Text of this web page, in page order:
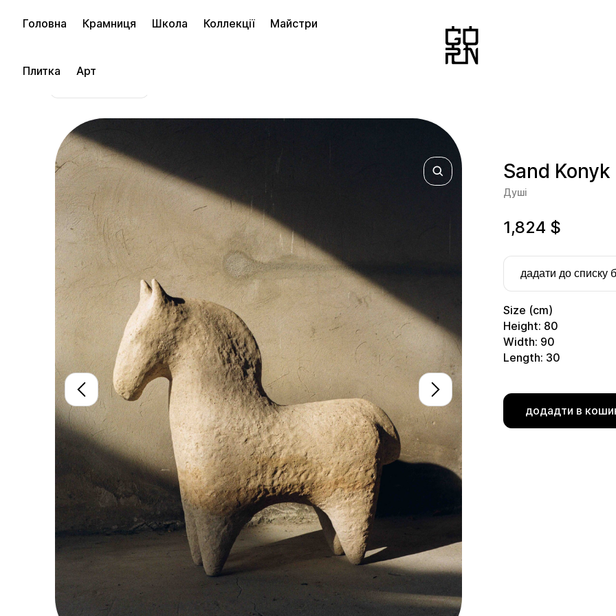
Головна Крамниця Школа Коллекції Майстри
Плитка Арт
Sand
Душі
1,824 $
дадати до списку
Size (cm)
Height: 80
Width: 90
Length: 30
додадти в